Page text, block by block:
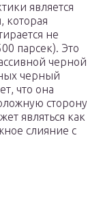
является
которая
не
парсек). Это
черной
черный
что она
сторону
являться как
слияние с